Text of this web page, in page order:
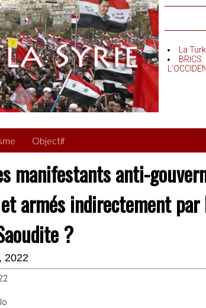
La
BRICS:
Objectif
manifestants anti-
armés indirectement
?
2022